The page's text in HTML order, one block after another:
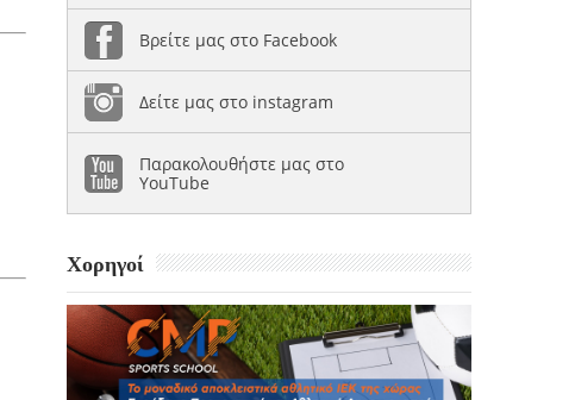
Βρείτε μας στο Facebook
Δείτε μας στο instagram
Παρακολουθήστε μας στο
YouTube
Χορηγοί